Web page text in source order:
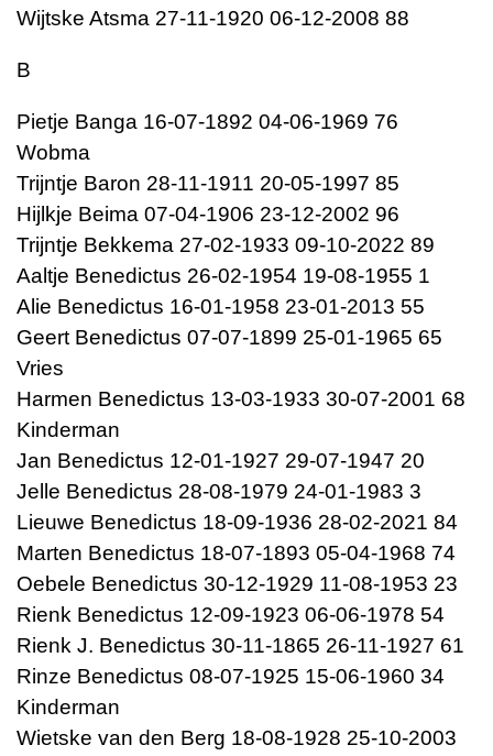
Wijtske Atsma 27-11-1920 06-12-2008 88
B
Pietje Banga 16-07-1892 04-06-1969 76
Wobma
Trijntje Baron 28-11-1911 20-05-1997 85
Hijlkje Beima 07-04-1906 23-12-2002 96
Trijntje Bekkema 27-02-1933 09-10-2022 89
Aaltje Benedictus 26-02-1954 19-08-1955 1
Alie Benedictus 16-01-1958 23-01-2013 55
Geert Benedictus 07-07-1899 25-01-1965 65
Vries
Harmen Benedictus 13-03-1933 30-07-2001 68
Kinderman
Jan Benedictus 12-01-1927 29-07-1947 20
Jelle Benedictus 28-08-1979 24-01-1983 3
Lieuwe Benedictus 18-09-1936 28-02-2021 84
Marten Benedictus 18-07-1893 05-04-1968 74
Oebele Benedictus 30-12-1929 11-08-1953 23
Rienk Benedictus 12-09-1923 06-06-1978 54
Rienk J. Benedictus 30-11-1865 26-11-1927 61
Rinze Benedictus 08-07-1925 15-06-1960 34
Kinderman
Wietske van den Berg 18-08-1928 25-10-2003